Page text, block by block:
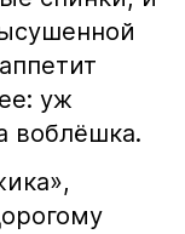
уж
воблёшка.